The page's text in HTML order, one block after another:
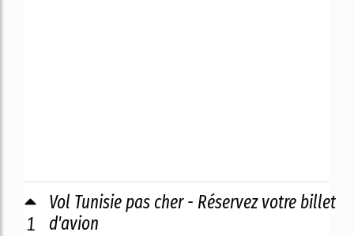
1
Vol Tunisie pas cher - Réservez votre billet
d'avion